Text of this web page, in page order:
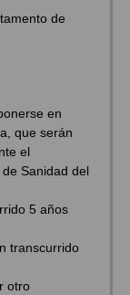
de
en
que serán
el
Sanidad del
5 años
transcurrido
otro